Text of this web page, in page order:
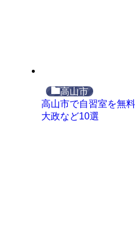
高山市
高山市で自習室を無
大政など10選